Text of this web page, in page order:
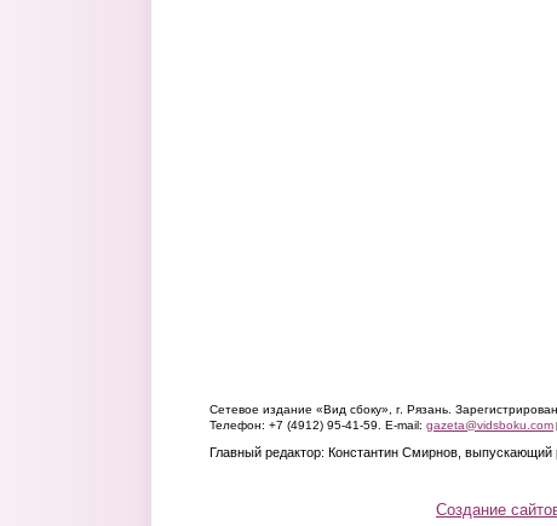
Сетевое издание «Вид сбоку», г. Рязань.
Телефон: +7 (4912) 95-41-59. E-mail: gazeta@vidsboku.com
Главный редактор: Константин Смирнов,
Создание